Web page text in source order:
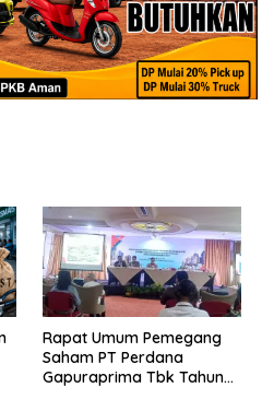
Rapat Umum Pemegang
Saham PT Perdana
Gapuraprima Tbk Tahun